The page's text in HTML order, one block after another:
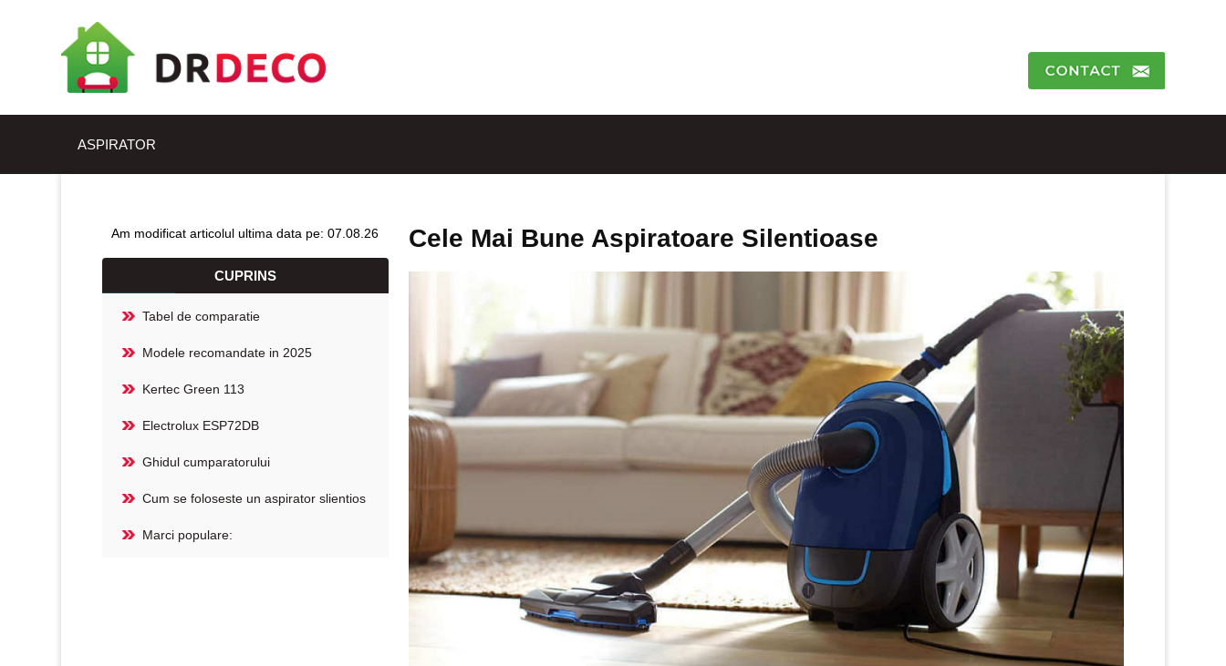
ASPIRATOR
Am modificat articolul ultima data pe: 07.08.26
CUPRINS
Tabel de comparatie
Modele recomandate in 2025
Kertec Green 113
Electrolux ESP72DB
Ghidul cumparatorului
Cum se foloseste un aspirator slientios
Marci populare:
Cele Mai Bune Aspiratoare Silentioase